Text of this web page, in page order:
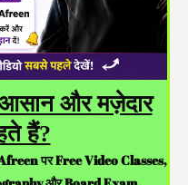
और मज़ेदार
हैं?
पर Free Video Classes,